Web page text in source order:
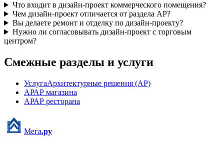
Что входит в дизайн-проект коммерческого помещения?
Чем дизайн-проект отличается от раздела АР?
Вы делаете ремонт и отделку по дизайн-проекту?
Нужно ли согласовывать дизайн-проект с торговым
центром?
Смежные разделы и услуги
УслугаАрхитектурные решения (АР)
АРАР магазина
АРАР ресторана
Мега.ру